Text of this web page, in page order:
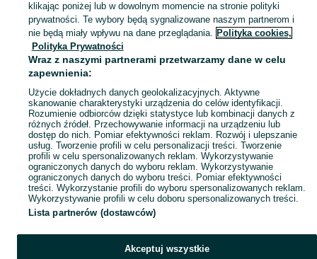
Mapa kategorii
Mapa miejscowości
klikając poniżej lub w dowolnym momencie na stronie polityki
prywatności. Te wybory będą sygnalizowane naszym partnerom i
nie będą miały wpływu na dane przeglądania. Polityka cookies,
Polityka Prywatności
Wraz z naszymi partnerami przetwarzamy dane w celu
zapewnienia:
Użycie dokładnych danych geolokalizacyjnych. Aktywne
skanowanie charakterystyki urządzenia do celów identyfikacji.
Rozumienie odbiorców dzięki statystyce lub kombinacji danych z
różnych źródeł. Przechowywanie informacji na urządzeniu lub
dostęp do nich. Pomiar efektywności reklam. Rozwój i ulepszanie
usług. Tworzenie profili w celu personalizacji treści. Tworzenie
profili w celu spersonalizowanych reklam. Wykorzystywanie
ograniczonych danych do wyboru reklam. Wykorzystywanie
ograniczonych danych do wyboru treści. Pomiar efektywności
treści. Wykorzystanie profili do wyboru spersonalizowanych reklam.
Wykorzystywanie profili w celu doboru spersonalizowanych treści.
Lista partnerów (dostawców)
Akceptuj wszystkie